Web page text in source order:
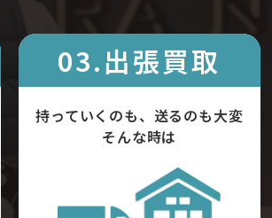
03.出張買取
持っていくのも、送るのも大変
そんな時は